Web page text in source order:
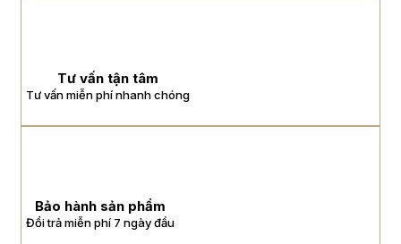
Tư vấn tận tâm
Tư vấn miễn phí nhanh chóng
Bảo hành sản phẩm
Đổi trả miễn phí 7 ngày đầu